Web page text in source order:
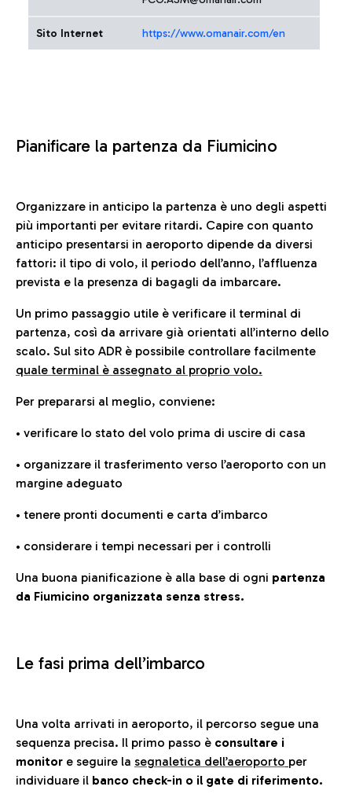
Sito Internet https://www.omanair.com/en
Pianificare la partenza da Fiumicino
Organizzare in anticipo la partenza è uno degli aspetti
più importanti per evitare ritardi. Capire con quanto
anticipo presentarsi in aeroporto dipende da diversi
fattori: il tipo di volo, il periodo dell’anno, l’affluenza
prevista e la presenza di bagagli da imbarcare.
Un primo passaggio utile è verificare il terminal di
partenza, così da arrivare già orientati all’interno dello
scalo. Sul sito ADR è possibile controllare facilmente
quale terminal è assegnato al proprio volo.
Per prepararsi al meglio, conviene:
• verificare lo stato del volo prima di uscire di casa
• organizzare il trasferimento verso l’aeroporto con un
margine adeguato
• tenere pronti documenti e carta d’imbarco
• considerare i tempi necessari per i controlli
Una buona pianificazione è alla base di ogni partenza
da Fiumicino organizzata senza stress.
Le fasi prima dell’imbarco
Una volta arrivati in aeroporto, il percorso segue una
sequenza precisa. Il primo passo è consultare i
monitor e seguire la segnaletica dell’aeroporto per
individuare il banco check-in o il gate di riferimento.